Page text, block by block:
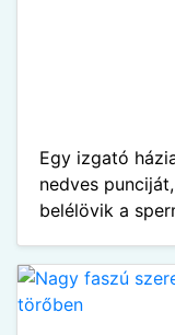
Egy izgató
nedves
belélövik a